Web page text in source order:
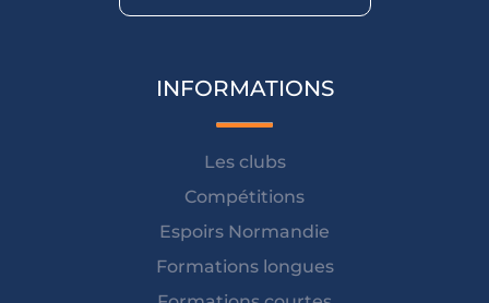
INFORMATIONS
Les clubs
Compétitions
Espoirs Normandie
Formations longues